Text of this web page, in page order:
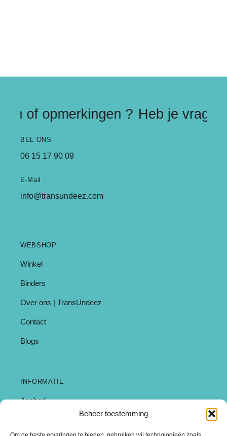
Beheer toestemming
of opmerkingen ? Heb je
BEL ONS
06 15 17 90 09
E-Mail
info@transundeez.com
WEBSHOP
Winkel
Binders
Over ons | TransUndeez
Contact
Blogs
INFORMATIE
Aanbod